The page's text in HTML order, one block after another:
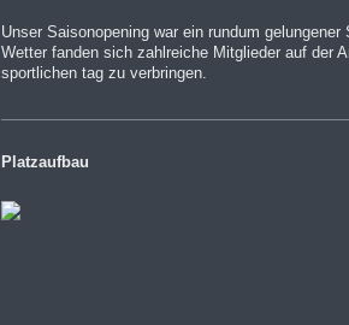
Unser Saisonopening war ein rundum
Wetter fanden sich zahlreiche Mitglieder auf der
sportlichen tag zu verbringen.
Platzaufbau